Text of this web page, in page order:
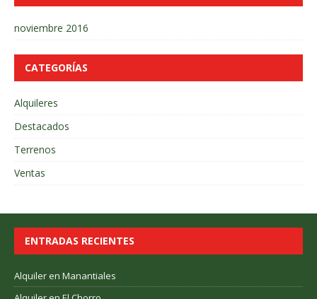
noviembre 2016
CATEGORÍAS
Alquileres
Destacados
Terrenos
Ventas
ENTRADAS RECIENTES
Alquiler en Manantiales